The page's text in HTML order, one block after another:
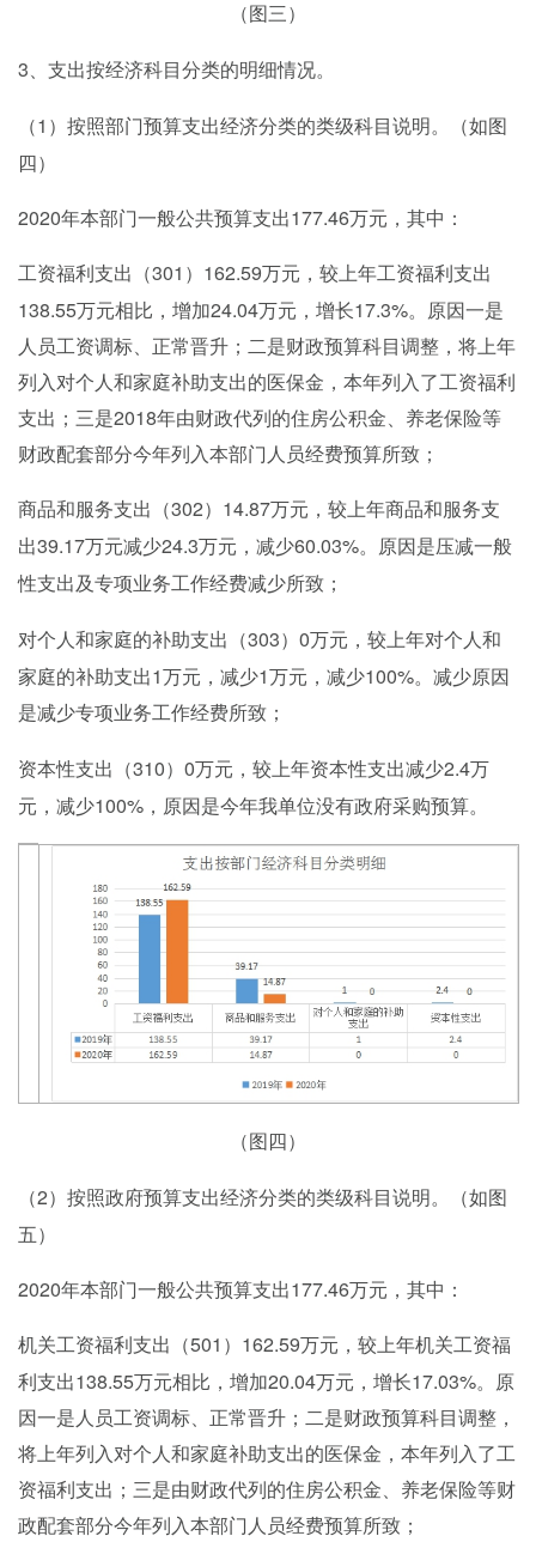
（图三）
3、 支出按经济科目分类的明细情况。
（1）按照部门预算支出经济分类的类级科目说明。（如图
四）
2020年本部门一般公共预算支出177.46万元，其中：
工资福利支出（301）162.59万元，较上年工资福利支出
138.55万元相比，增加24.04万元，增长17.3%。原因一是
人员工资调标、正常晋升；二是财政预算科目调整，将上年
列入对个人和家庭补助支出的医保金，本年列入了工资福利
支出；三是2018年由财政代列的住房公积金、养老保险等
财政配套部分今年列入本部门人员经费预算所致；
商品和服务支出（302）14.87万元，较上年商品和服务支
出39.17万元减少24.3万元，减少60.03%。原因是压减一般
性支出及专项业务工作经费减少所致 ；
对个人和家庭的补助支出（303）0万元，较上年对个人和
家庭的补助支出1万元，减少1万元，减少100%。减少原因
是减少专项业务工作经费所致；
资本性支出（310）0万元，较上年资本性支出减少2.4万
元，减少100%，原因是今年我单位没有政府采购预算。
（图四）
（2）按照政府预算支出经济分类的类级科目说明。（如图
五）
2020年本部门一般公共预算支出177.46万元，其中：
机关工资福利支出（501）162.59万元，较上年机关工资福
利支出138.55万元相比，增加20.04万元，增长17.03%。原
因一是人员工资调标、正常晋升；二是财政预算科目调整，
将上年列入对个人和家庭补助支出的医保金，本年列入了工
资福利支出；三是由财政代列的住房公积金、养老保险等财
政配套部分今年列入本部门人员经费预算所致；